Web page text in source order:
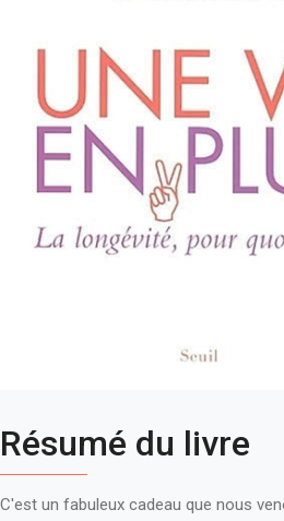
Résumé du livre
C'est un fabuleux cadeau que nous